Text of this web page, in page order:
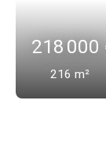
218 000
216 m²